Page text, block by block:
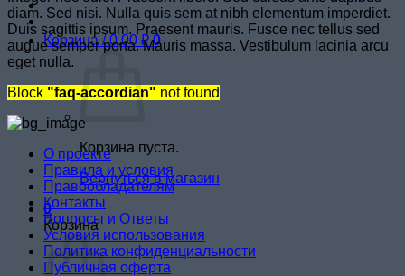
Корзина /0,00 ₽ 0
Корзина пуста.
Вернуться в магазин
0
Корзина
diam. Sed nisi. Nulla quis sem at nibh elementum imperdiet.
Duis sagittis ipsum. Praesent mauris. Fusce nec tellus sed
augue semper porta. Mauris massa. Vestibulum lacinia arcu
eget nulla.
Block "faq-accordian" not found
О проекте
Правила и условия
Правообладателям
Контакты
Вопросы и Ответы
Условия использования
Политика конфиденциальности
Публичная оферта